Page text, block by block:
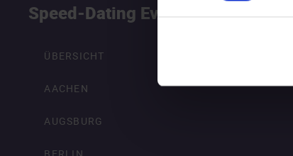
Speed-Dating Events
ÜBERSICHT
AACHEN
AUGSBURG